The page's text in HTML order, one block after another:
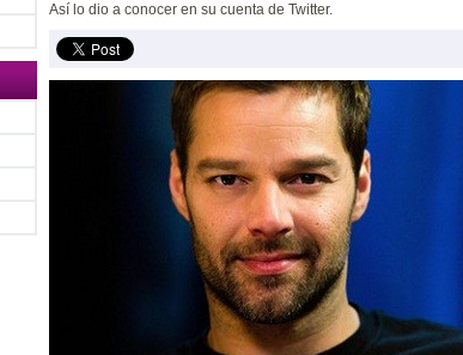
Así lo dio a conocer en su cuenta de Twitter.